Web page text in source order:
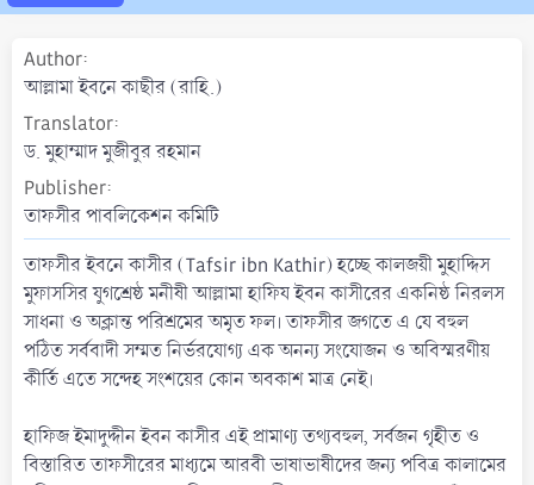
e
Author
আল্লামা ইবনে কাছীর (রাহি.)
Translator
ড. মুহাম্মাদ মুজীবুর রহমান
Publisher
তাফসীর পাবলিকেশন কমিটি
তাফসীর ইবনে কাসীর (Tafsir ibn Kathir) হচ্ছে কালজয়ী মুহাদ্দিস
মুফাসসির যুগশ্রেষ্ঠ মনীষী আল্লামা হাফিয ইবন কাসীরের একনিষ্ঠ নিরলস
সাধনা ও অক্লান্ত পরিশ্রমের অমৃত ফল। তাফসীর জগতে এ যে বহুল
পঠিত সর্ববাদী সম্মত নির্ভরযোগ্য এক অনন্য সংযোজন ও অবিস্মরণীয়
কীর্তি এতে সন্দেহ সংশয়ের কোন অবকাশ মাত্র নেই।
হাফিজ ইমাদুদ্দীন ইবন কাসীর এই প্রামাণ্য তথ্যবহুল, সর্বজন গৃহীত ও
বিস্তারিত তাফসীরের মাধ্যমে আরবী ভাষাভাষীদের জন্য পবিত্র কালামের